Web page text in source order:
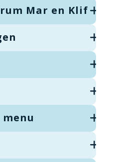
Mar en Klif